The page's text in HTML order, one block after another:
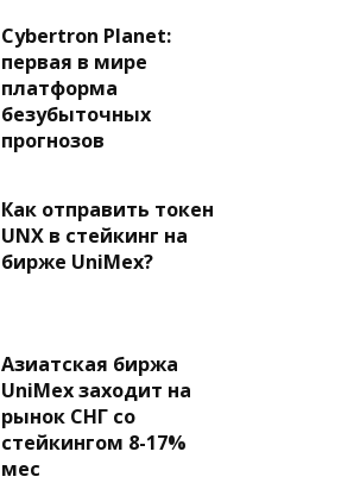
Cybertron Planet:
первая в мире
платформа
безубыточных
прогнозов
Как отправить токен
UNX в стейкинг на
бирже UniMex?
Азиатская биржа
UniMex заходит на
рынок СНГ со
стейкингом 8-17%
мес